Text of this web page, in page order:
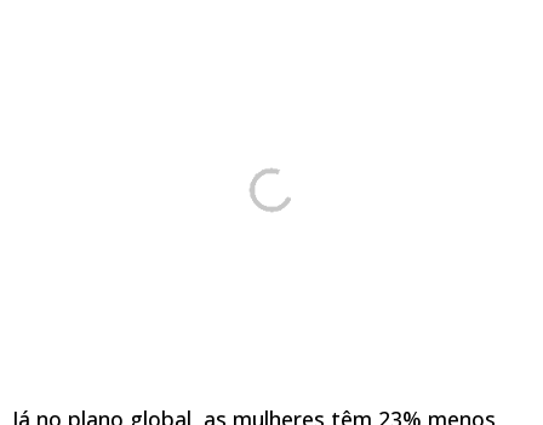
Já no plano global, as mulheres têm 23% menos